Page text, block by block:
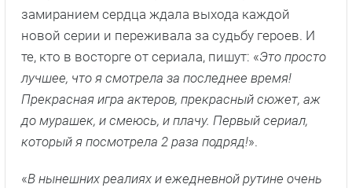
замиранием сердца ждала выхода каждой
новой серии и переживала за судьбу героев. И
те, кто в восторге от сериала, пишут: «Это просто
лучшее, что я смотрела за последнее время!
Прекрасная игра актеров, прекрасный сюжет, аж
до мурашек, и смеюсь, и плачу. Первый сериал,
который я посмотрела 2 раза подряд!».
«В нынешних реалиях и ежедневной рутине очень